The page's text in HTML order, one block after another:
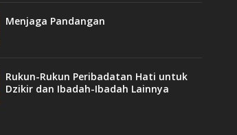
Menjaga Pandangan
Rukun-Rukun Peribadatan Hati untuk
Dzikir dan Ibadah-Ibadah Lainnya